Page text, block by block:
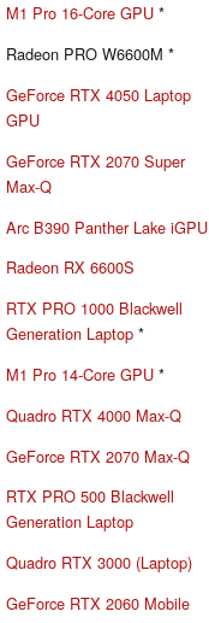
M1 Pro 16-Core GPU *
Radeon PRO W6600M *
GeForce RTX 4050 Laptop
GPU
GeForce RTX 2070 Super
Max-Q
Arc B390 Panther Lake iGPU
Radeon RX 6600S
RTX PRO 1000 Blackwell
Generation Laptop *
M1 Pro 14-Core GPU *
Quadro RTX 4000 Max-Q
GeForce RTX 2070 Max-Q
RTX PRO 500 Blackwell
Generation Laptop
Quadro RTX 3000 (Laptop)
GeForce RTX 2060 Mobile